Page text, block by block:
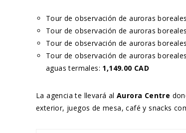
Tour de observación de auroras
Tour de observación de auroras
Tour de observación de auroras
Tour de observación de auroras
aguas termales: 1,149.00 CAD
La agencia te llevará al Aurora Centre
exterior, juegos de mesa, café y snacks